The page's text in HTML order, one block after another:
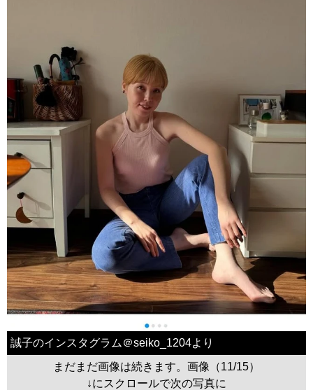
誠子のインスタグラム＠seiko_1204より
まだまだ画像は続きます。画像（11/15）
↓にスクロールで次の写真に